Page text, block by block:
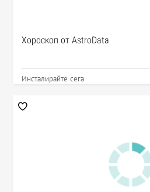
Хороскоп от AstroData
Инсталирайте сега